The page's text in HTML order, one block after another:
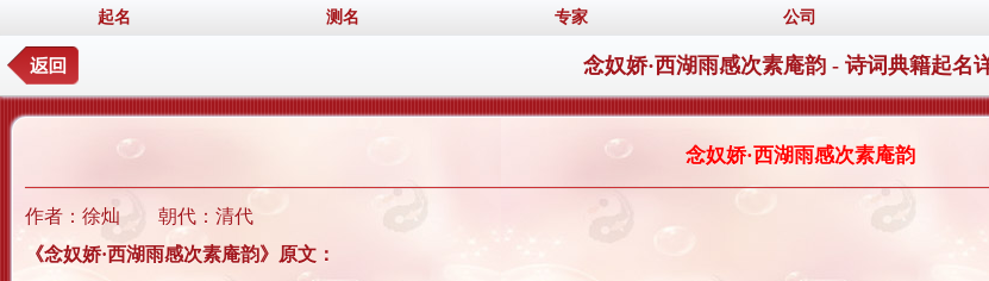
起名 测名 专家 公司
念奴娇·西湖雨感次素庵韵 - 诗词典籍起名
念奴娇·西湖雨感次素庵韵
作者：徐灿 朝代：清代
《念奴娇·西湖雨感次素庵韵》原文：